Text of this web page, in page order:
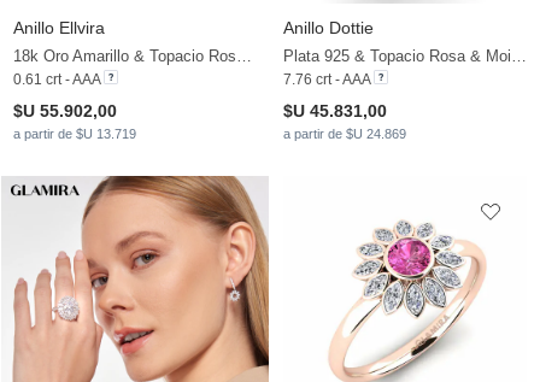
Anillo Ellvira
0.61 crt - AAA
$U 55.902,00
a partir de $U 13.719
Anillo Dottie
7.76 crt - AAA
$U 45.831,00
a partir de $U 24.869